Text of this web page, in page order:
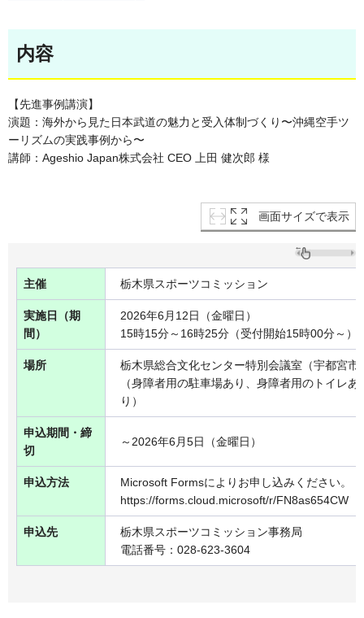
内容
【先進事例講演】
演題：海外から見た日本武道の魅力と受入体制づくり〜沖縄空手ツ
ーリズムの実践事例から〜
講師：Ageshio Japan株式会社 CEO 上田 健次郎 様
画面サイズで表示
主催 栃木県スポーツコミッション
実施日（期
間）
2026年6月12日（金曜日）
15時15分～16時25分（受付開始15時00分～）
場所
栃木県総合文化センター特別会議室（宇都宮市
（身障者用の駐車場あり、身障者用のトイレ
り）
申込期間・締
切
～2026年6月5日（金曜日）
申込方法
Microsoft Formsによりお申し込みください。
https://forms.cloud.microsoft/r/FN8as654CW
申込先
栃木県スポーツコミッション事務局
電話番号：028-623-3604